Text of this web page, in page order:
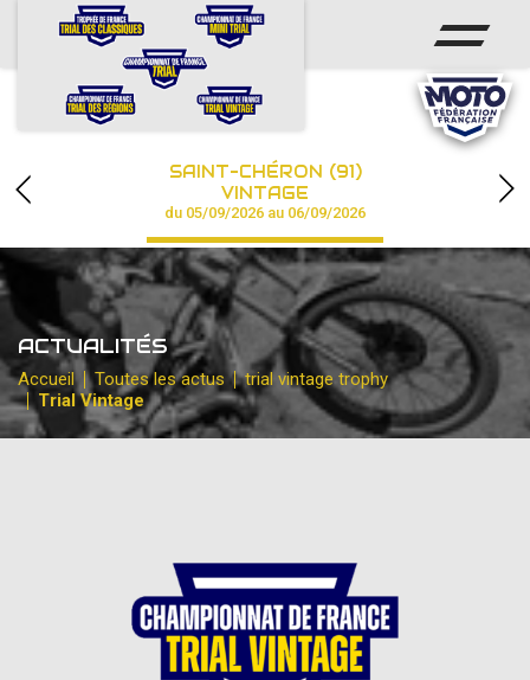
ACCUEIL
CALENDRIER
CHAMPIONNAT
RÉSULTATS
PHOTOS / VIDÉOS
PARTENAIRES
SAINT-CHÉRON (91)
VINTAGE
du 05/09/2026 au 06/09/2026
ACTUALITÉS
Accueil Toutes les actus
trial vintage trophy
Trial Vintage